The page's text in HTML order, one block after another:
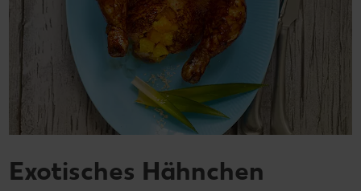
Exotisches Hähnchen